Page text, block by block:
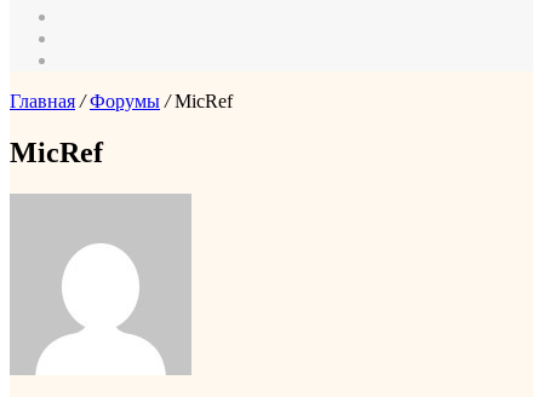
Главная / Форумы / MicRef
MicRef